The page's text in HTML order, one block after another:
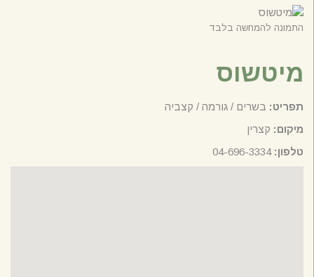
התמונה להמחשה בלבד
מיטשוס
תפריט: בשרים / גורמה / קצביה
מיקום: קצרין
טלפון:04-696-3334